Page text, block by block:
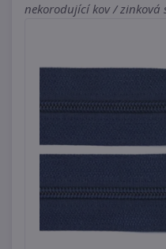
nekorodující kov / zinková